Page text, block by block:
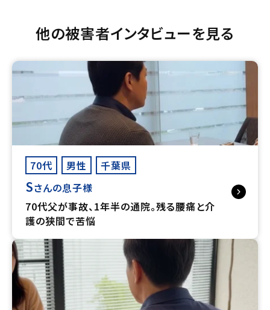
他の被害者インタビューを見る
70代 男性 千葉県
Sさんの息子様
70代父が事故、1年半の通院。残る腰痛と介
護の狭間で苦悩